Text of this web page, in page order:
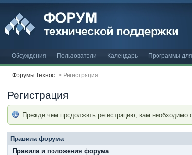
Обсуждения Пользователи Календарь Программы
Форумы Технос > Регистрация
Регистрация
Прежде чем продолжить регистрацию, вам необходимо
Правила форума
Правила и положения форума